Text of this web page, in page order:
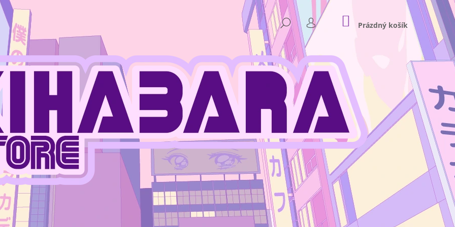
HLEDAT
PŘIHLÁŠENÍ
NÁKUPNÍ
KOŠÍK
Prázdný košík
CO POTŘEBUJETE NAJÍT?
HLEDAT
DOPORUČUJEME
KAISEN - MEGUMI FUSHIGURO ONE PIECE - MONKEY D. LUFFY GEAR 4